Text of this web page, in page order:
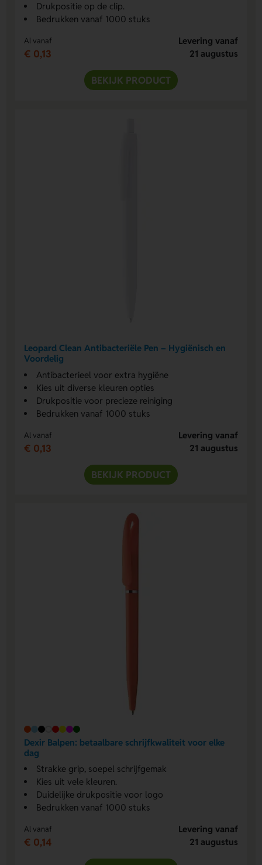
Drukpositie op de clip.
Bedrukken vanaf 1000 stuks
Al vanaf
€ 0,13
Levering vanaf
21 augustus
BEKIJK PRODUCT
Leopard Clean Antibacteriële Pen – Hygiënisch en
Voordelig
Antibacterieel voor extra hygiëne
Kies uit diverse kleuren opties
Drukpositie voor precieze reiniging
Bedrukken vanaf 1000 stuks
Al vanaf
€ 0,13
Levering vanaf
21 augustus
BEKIJK PRODUCT
Dexir Balpen: betaalbare schrijfkwaliteit voor elke
dag
Strakke grip, soepel schrijfgemak
Kies uit vele kleuren.
Duidelijke drukpositie voor logo
Bedrukken vanaf 1000 stuks
Al vanaf
€ 0,14
Levering vanaf
21 augustus